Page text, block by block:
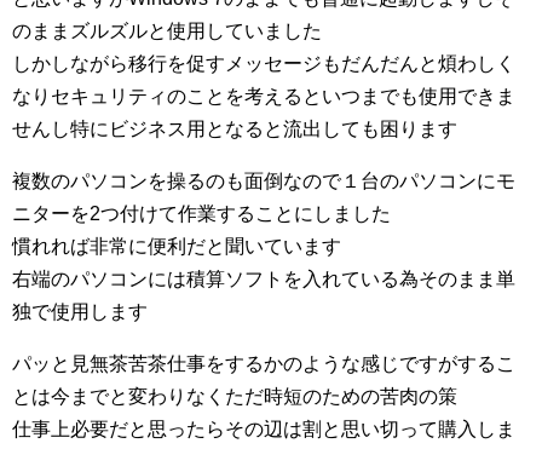
のままズルズルと使用していました
しかしながら移行を促すメッセージもだんだんと煩わしく
なりセキュリティのことを考えるといつまでも使用できま
せんし特にビジネス用となると流出しても困ります
複数のパソコンを操るのも面倒なので１台のパソコンにモ
ニターを2つ付けて作業することにしました
慣れれば非常に便利だと聞いています
右端のパソコンには積算ソフトを入れている為そのまま単
独で使用します
パッと見無茶苦茶仕事をするかのような感じですがするこ
とは今までと変わりなくただ時短のための苦肉の策
仕事上必要だと思ったらその辺は割と思い切って購入しま